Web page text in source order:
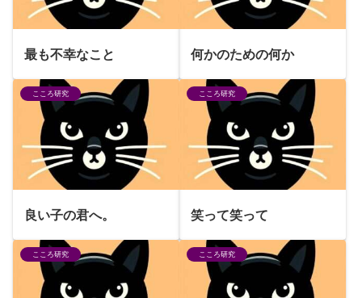
最も不幸なこと 何かのための何か
こころ研究
良い子の君へ。
こころ研究
笑って笑って
こころ研究 こころ研究